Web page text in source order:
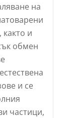
на
и
обмен
и се
частици,